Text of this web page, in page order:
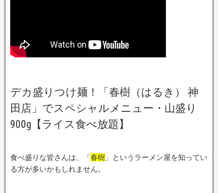
デカ盛りつけ麺！「春樹（はるき） 神
田店」でスペシャルメニュー・山盛り
900g【ライス食べ放題】
食べ盛りな皆さんは、「春樹 」というラーメン屋を知ってい
る方が多いかもしれません。